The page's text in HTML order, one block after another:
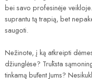
bei savo profesinėje
suprantu tą trapią, bet
saugoti.
Nežinote, į ką atkreipti
džiunglėse? Trūksta
tinkamą būtent Jums?